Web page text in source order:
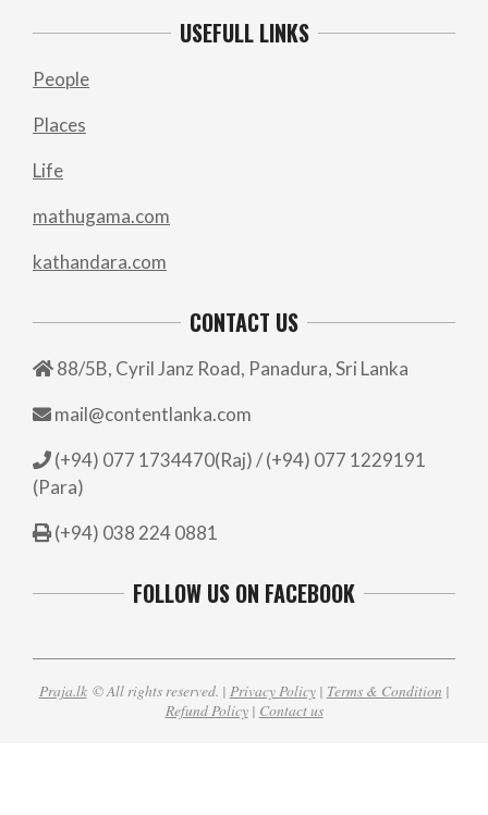
USEFULL LINKS
People
Places
Life
mathugama.com
kathandara.com
CONTACT US
88/5B, Cyril Janz Road, Panadura, Sri Lanka
mail@contentlanka.com
(+94) 077 1734470(Raj) / (+94) 077 1229191
(Para)
(+94) 038 224 0881
FOLLOW US ON FACEBOOK
Praja.lk© All rights reserved. | Privacy Policy| Terms & Condition |
Refund Policy| Contact us